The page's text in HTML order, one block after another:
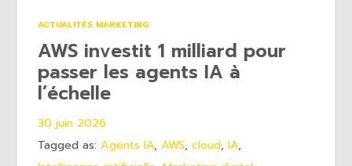
ACTUALITÉS MARKETING
AWS investit 1 milliard pour
passer les agents IA à
l’échelle
30 juin 2026
Tagged as:Agents IA,AWS,cloud,IA,